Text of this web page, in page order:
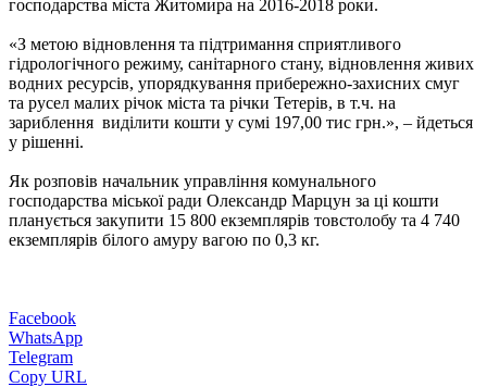
господарства міста Житомира на 2016-2018 роки.
«З метою відновлення та підтримання сприятливого
гідрологічного режиму, санітарного стану, відновлення живих
водних ресурсів, упорядкування прибережно-захисних смуг
та русел малих річок міста та річки Тетерів, в т.ч. на
зариблення виділити кошти у сумі 197,00 тис грн.», – йдеться
у рішенні.
Як розповів начальник управління комунального
господарства міської ради Олександр Марцун за ці кошти
планується закупити 15 800 екземплярів товстолобу та 4 740
екземплярів білого амуру вагою по 0,3 кг.
Facebook
WhatsApp
Telegram
Copy URL